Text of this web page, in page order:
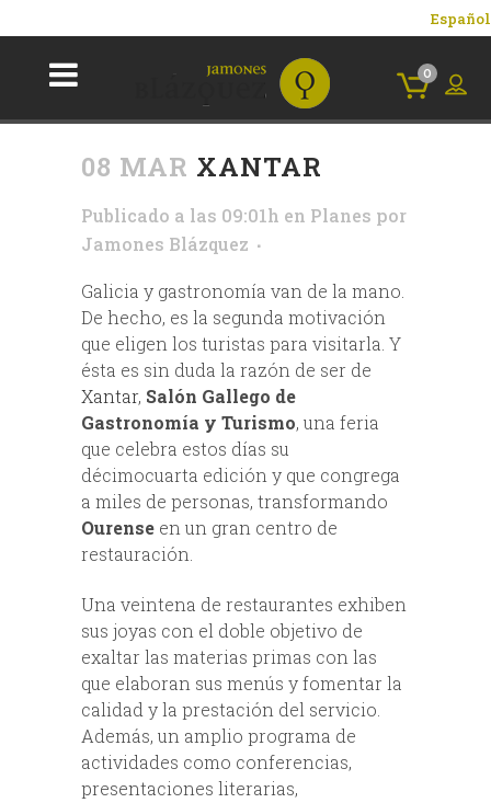
Español
0
08 MAR XANTAR
Publicado a las 09:01h en Planes por
Jamones Blázquez
Galicia y gastronomía van de la mano.
De hecho, es la segunda motivación
que eligen los turistas para visitarla. Y
ésta es sin duda la razón de ser de
Xantar, Salón Gallego de
Gastronomía y Turismo, una feria
que celebra estos días su
décimocuarta edición y que congrega
a miles de personas, transformando
Ourense en un gran centro de
restauración.
Una veintena de restaurantes exhiben
sus joyas con el doble objetivo de
exaltar las materias primas con las
que elaboran sus menús y fomentar la
calidad y la prestación del servicio.
Además, un amplio programa de
actividades como conferencias,
presentaciones literarias,